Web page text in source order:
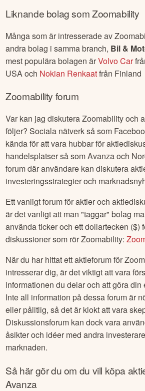
Liknande bolag somZoomability
Många som är intresserade av
andra bolag i samma branch, Bil &
mest populära bolagen ärVolvo Car
USAoch Nokian Renkaatfrån Finland
Zoomability forum
Var kan jag diskuteraZoomabilityoch
följer? Sociala nätverk så som
kända för att vara hubbar för
handelsplatser så som Avanza och
forum där användare kan diskutera
investeringsstrategier och
Ett vanligt forum för aktier och
är det vanligt att man "taggar" bolag
använda ticker och ett dollartecken ($)
diskussioner som rörZoomability:
När du har hittat ett aktieforum för
intresserar dig, är det viktigt att vara
informationen du delar och att göra din
Inte all information på dessa forum är
eller pålitlig, så det är klokt att vara
Diskussionsforum kan dock vara
åsikter och idéer med andra
marknaden.
Så här gör du om du vill köpa
Avanza